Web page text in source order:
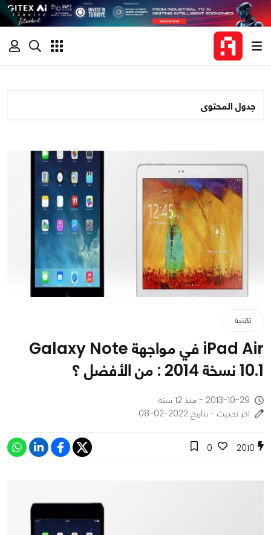
جدول المحتوى
تقنية
iPad Air في مواجهة Galaxy Note
10.1 نسخة 2014 : من الأفضل ؟
2013-10-29 - منذ 12 سنة
اخر تحديث - بتاريخ 2022-02-08
2010
0